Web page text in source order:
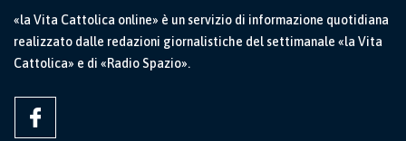
«la Vita Cattolica online» è un servizio di informazione quotidiana
realizzato dalle redazioni giornalistiche del settimanale «la Vita
Cattolica» e di «Radio Spazio».